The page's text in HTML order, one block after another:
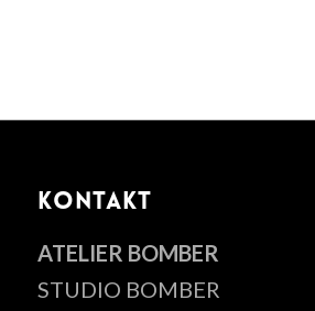
KONTAKT
ATELIER BOMBER
STUDIO BOMBER